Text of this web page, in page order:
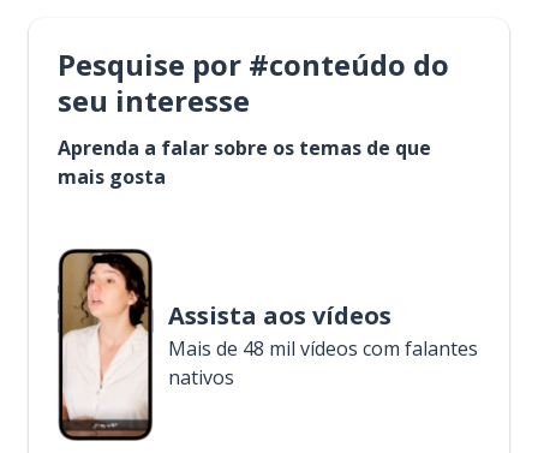
Pesquise por #conteúdo do
seu interesse
Aprenda a falar sobre os temas de que
mais gosta
Assista aos vídeos
Mais de 48 mil vídeos com falantes
nativos